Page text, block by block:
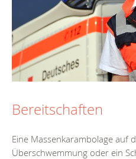
Bereitschaften
Eine Massenkarambolage auf
Überschwemmung oder ein